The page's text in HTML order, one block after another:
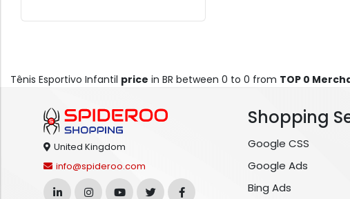
Tênis Esportivo Infantil price in BR between 0 to 0 from TOP 0
United Kingdom
info@spideroo.com
Shopping
Google CSS
Google Ads
Bing Ads